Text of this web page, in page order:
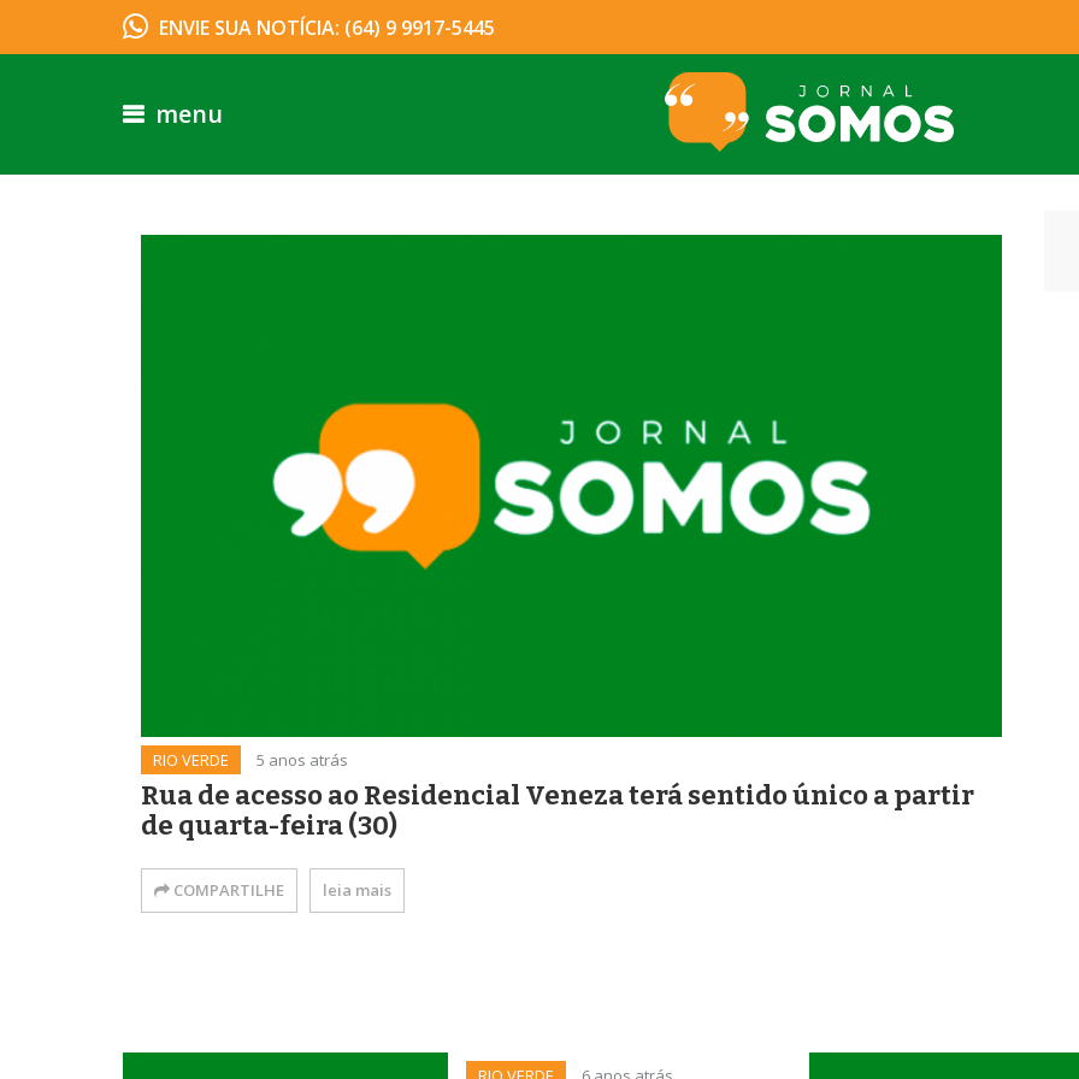
ENVIE SUA NOTÍCIA: (64) 9 9917-5445
menu
RIO VERDE 5 anos atrás
Rua de acesso ao Residencial Veneza terá sentido único a partir
de quarta-feira (30)
COMPARTILHE leia mais